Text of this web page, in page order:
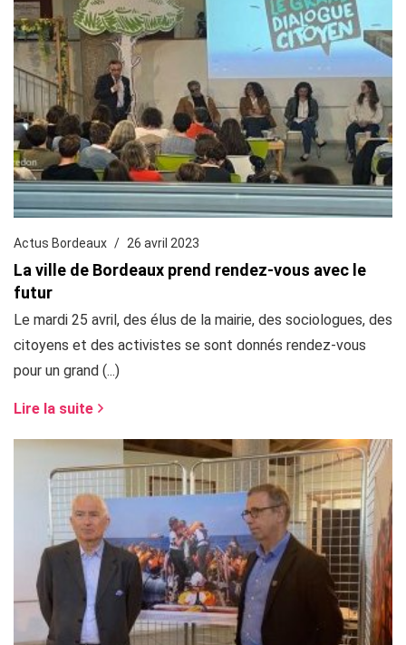
Actus Bordeaux 26 avril 2023
La ville de Bordeaux prend rendez-vous avec le
futur
Le mardi 25 avril, des élus de la mairie, des sociologues, des
citoyens et des activistes se sont donnés rendez-vous
pour un grand (...)
Lire la suite